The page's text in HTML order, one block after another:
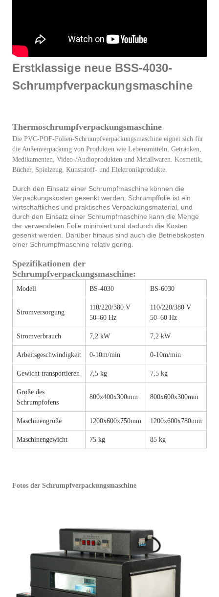
Erstklassige neue BSS-4030-
Schrumpfverpackungsmaschine
Thermoschrumpfverpackungsmaschine
Die PVC-POF-Folien-Schrumpfverpackungsmaschine eignet sich für
die Außenverpackung von Produkten wie Lebensmitteln, Getränken,
Medikamenten, Video-/Audioprodukten und Metallwaren. Kosmetik,
Bücher, Spielzeug, Kunststoff- und Elektronikprodukte.
Durch den Einsatz einer Schrumpfmaschine können die
Verpackungskosten gesenkt werden. Schrumpffolie ist ein
wirtschaftliches und praktisches Verpackungsmaterial, und
durch den Einsatz einer Schrumpfmaschine kann die Menge
der verwendeten Folie minimiert und dadurch die Kosten
gesenkt werden. Darüber hinaus sind auch die Betriebskosten
einer Schrumpfmaschine relativ gering.
Spezifikationen der
Schrumpfverpackungsmaschine:
Modell BS-4030 BS-6030
Stromversorgung
110/220/380 V
50–60 Hz
110/220/380 V
50–60 Hz
Stromverbrauch 7,2 kW 7,2 kW
Arbeitsgeschwindigkeit 0-10m/min 0-10m/min
Gewicht transportieren 7,5 kg 7,5 kg
Größe des
Schrumpfofens
800x400x300mm 800x600x300mm
Maschinengröße 1200x600x750mm 1200x600x780mm
Maschinengewicht 75 kg 85 kg
Fotos der Schrumpfverpackungsmaschine